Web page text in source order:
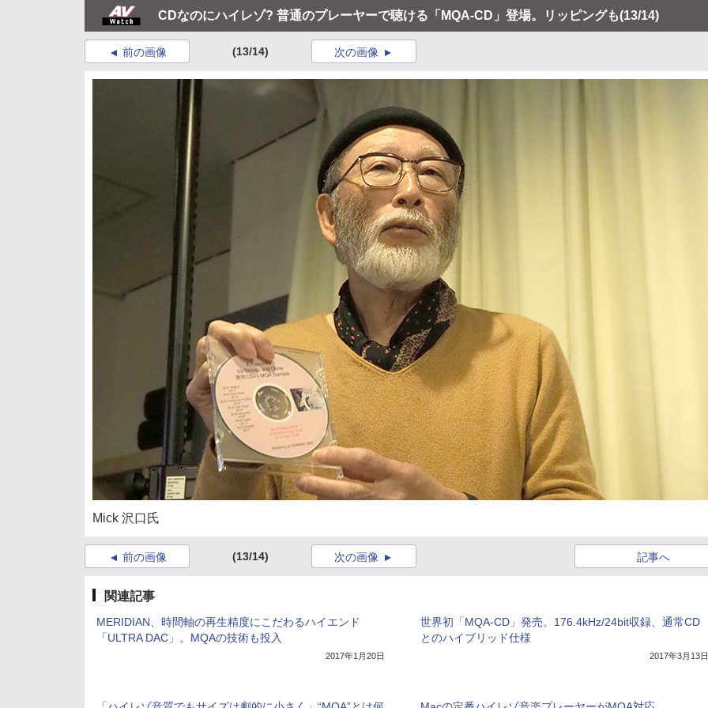
CDなのにハイレゾ? 普通のプレーヤーで聴ける「MQA-CD」登場。リッピングも(13/14)
前の画像 (13/14) 次の画像
Mick 沢口氏
前の画像 (13/14) 次の画像 記事へ
関連記事
MERIDIAN、時間軸の再生精度にこだわるハイエンド
「ULTRA DAC」。MQAの技術も投入
2017年1月20日
世界初「MQA-CD」発売。176.4kHz/24bit収録、通常CD
とのハイブリッド仕様
2017年3月13日